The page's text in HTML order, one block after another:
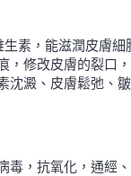
素，能滋潤皮膚細
，修改皮膚的裂口
沈澱、皮膚鬆弛、
毒，抗氧化，通經